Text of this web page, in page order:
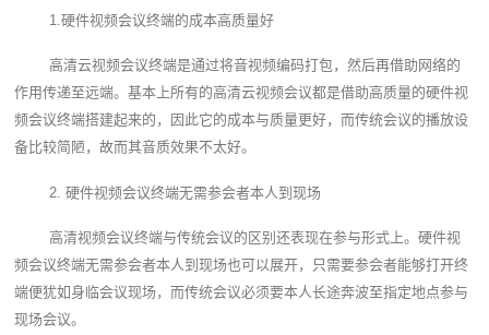
1.硬件视频会议终端的成本高质量好
高清云视频会议终端是通过将音视频编码打包，然后再借助网络的
作用传递至远端。基本上所有的高清云视频会议都是借助高质量的硬件视
频会议终端搭建起来的，因此它的成本与质量更好，而传统会议的播放设
备比较简陋，故而其音质效果不太好。
2. 硬件视频会议终端无需参会者本人到现场
高清视频会议终端与传统会议的区别还表现在参与形式上。硬件视
频会议终端无需参会者本人到现场也可以展开，只需要参会者能够打开终
端便犹如身临会议现场，而传统会议必须要本人长途奔波至指定地点参与
现场会议。